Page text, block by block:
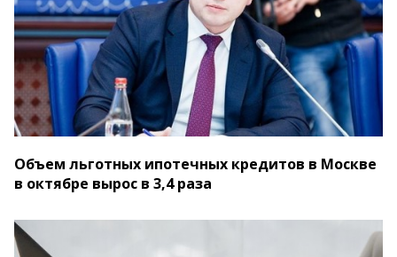
Объем льготных ипотечных кредитов в Москве
в октябре вырос в 3,4 раза